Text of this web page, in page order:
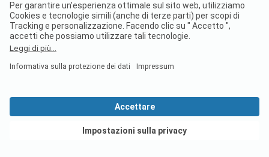
In che periodo è aperto il
campeggio 4 Mori Family
Village?
Il campeggio 4 Mori Family
Village ha una stazione di
Vedi offerte